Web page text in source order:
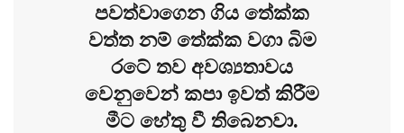
පවත්වාගෙන ගිය තේක්ක
වත්ත නම් තේක්ක වගා බිම
රටේ තව අවශ්‍යතාවය
වෙනුවෙන් කපා ඉවත් කිරීම
මීට හේතු වී තිබෙනවා.